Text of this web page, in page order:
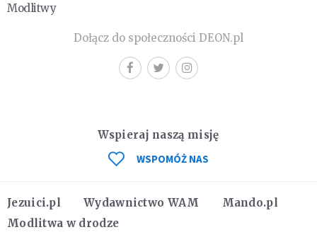
Modlitwy
Dołącz do społeczności DEON.pl
Jezuici.pl Wydawnictwo WAM
Mando.pl
Modlitwa w drodze
Wspieraj naszą misję
WSPOMÓŻ NAS